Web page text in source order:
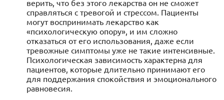
верить, что без этого лекарства он не сможет
справляться с тревогой и стрессом. Пациенты
могут воспринимать лекарство как
«психологическую опору», и им сложно
отказаться от его использования, даже если
тревожные симптомы уже не такие интенсивные.
Психологическая зависимость характерна для
пациентов, которые длительно принимают его
для поддержания спокойствия и эмоционального
равновесия.